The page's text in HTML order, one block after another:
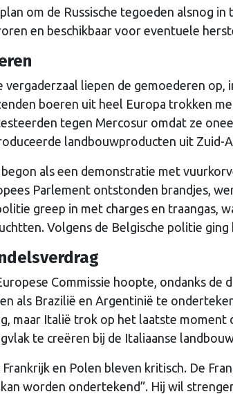
om de Russische tegoeden alsnog
en beschikbaar voor eventuele
vergaderzaal liepen de gemoederen
boeren uit heel Europa trokken
tegen Mercosur omdat ze
landbouwproducten uit Zuid-
als een demonstratie met
Parlement ontstonden brandjes,
greep in met charges en traangas,
Volgens de Belgische politie
Commissie hoopte, ondanks
als Brazilië en Argentinië te
maar Italië trok op het laatste moment
te creëren bij de Italiaanse
Frankrijk en Polen bleven kritisch. De
worden ondertekend”. Hij wil